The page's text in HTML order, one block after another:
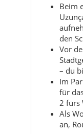
Beim
den
Vor
– du
Im
für
2 fürs
Als
an,